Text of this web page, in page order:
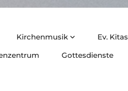
Kirchenmusik
Ev. Kitas
Gottesdienste